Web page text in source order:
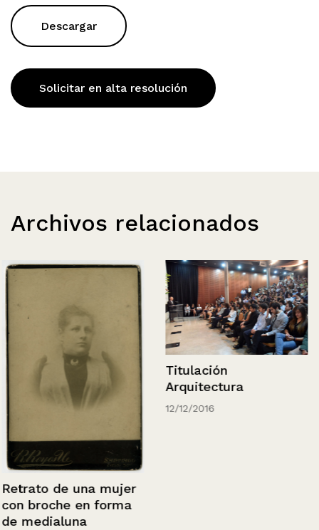
Descargar
Solicitar en alta resolución
Archivos relacionados
Retrato de una mujer
con broche en forma
de medialuna
Titulación
Arquitectura
12/12/2016